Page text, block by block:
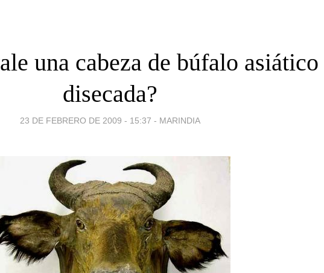
una cabeza de búfalo asiático
disecada?
23 DE FEBRERO DE 2009 - 15:37 - MARINDIA